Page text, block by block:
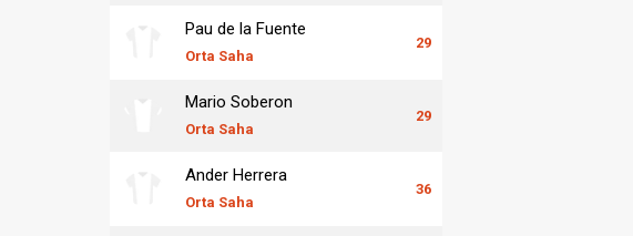
Pau de la Fuente
Orta Saha
29
Mario Soberon
Orta Saha
29
Ander Herrera
Orta Saha
36